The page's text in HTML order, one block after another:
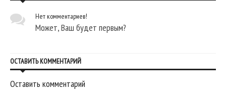
Нет комментариев!
Может, Ваш будет первым?
ОСТАВИТЬ КОММЕНТАРИЙ
Оставить комментарий